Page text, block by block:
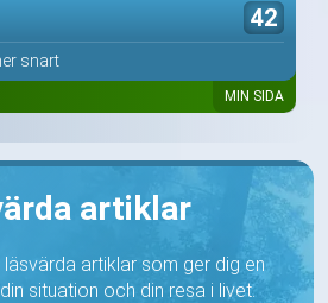
42
snart
MIN SIDA
artiklar
läsvärda artiklar som ger dig en
situation och din resa i livet.